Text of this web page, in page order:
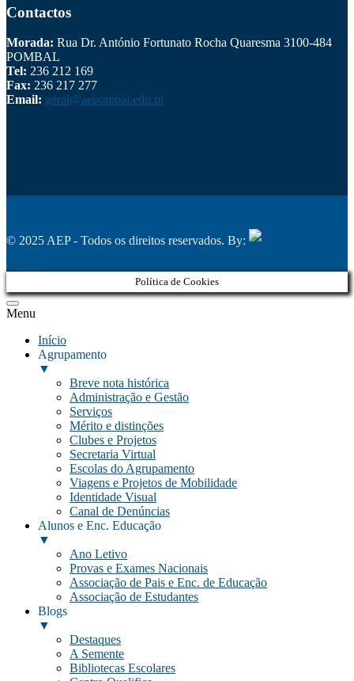
Contactos
Morada: Rua Dr. António Fortunato Rocha Quaresma 3100-484
POMBAL
Tel: 236 212 169
Fax: 236 217 277
Email: geral@aepombal.edu.pt
© 2025 AEP - Todos os direitos reservados. By:
Política de Cookies
Menu
Início
Agrupamento
▼
Breve nota histórica
Administração e Gestão
Serviços
Mérito e distinções
Clubes e Projetos
Secretaria Virtual
Escolas do Agrupamento
Viagens e Projetos de Mobilidade
Identidade Visual
Canal de Denúncias
Alunos e Enc. Educação
▼
Ano Letivo
Provas e Exames Nacionais
Associação de Pais e Enc. de Educação
Associação de Estudantes
Blogs
▼
Destaques
A Semente
Bibliotecas Escolares